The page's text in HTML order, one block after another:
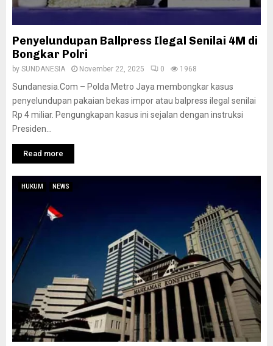
Penyelundupan Ballpress Ilegal Senilai 4M di
Bongkar Polri
by SUNDANESIA November 22, 2025 0 1968
Sundanesia.Com – Polda Metro Jaya membongkar kasus
penyelundupan pakaian bekas impor atau balpress ilegal senilai
Rp 4 miliar. Pengungkapan kasus ini sejalan dengan instruksi
Presiden...
Read more
HUKUM NEWS